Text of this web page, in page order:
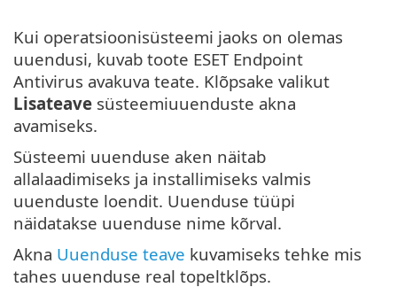
Kui operatsioonisüsteemi jaoks on olemas
uuendusi, kuvab toote ESET Endpoint
Antivirus avakuva teate. Klõpsake valikut
Lisateave süsteemiuuenduste akna
avamiseks.
Süsteemi uuenduse aken näitab
allalaadimiseks ja installimiseks valmis
uuenduste loendit. Uuenduse tüüpi
näidatakse uuenduse nime kõrval.
Akna Uuenduse teave kuvamiseks tehke mis
tahes uuenduse real topeltklõps.